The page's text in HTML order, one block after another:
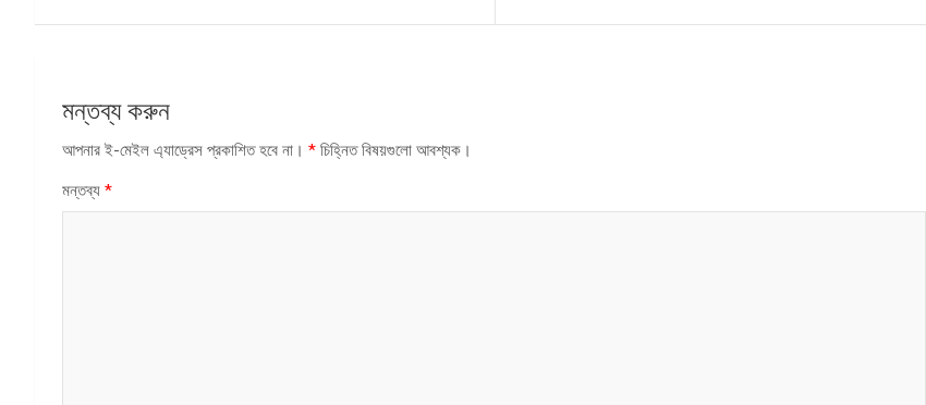
মন্তব্য করুন
আপনার ই-মেইল এ্যাড্রেস প্রকাশিত হবে না। * চিহ্নিত বিষয়গুলো আবশ্যক।
মন্তব্য *